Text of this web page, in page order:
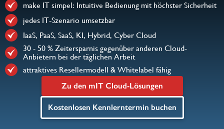
make IT simpel: Intuitive Bedienung mit höchster Sicherheit
jedes IT-Szenario umsetzbar
IaaS, PaaS, SaaS, KI, Hybrid, Cyber Cloud
30 - 50 % Zeitersparnis gegenüber anderen Cloud-
Anbietern bei der täglichen Arbeit
attraktives Resellermodell & Whitelabel fähig
Zu den mIT Cloud-Lösungen
Kostenlosen Kennlerntermin buchen